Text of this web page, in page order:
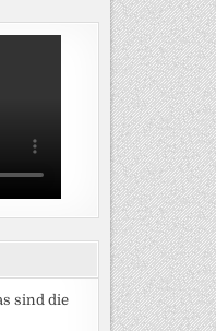
sind die